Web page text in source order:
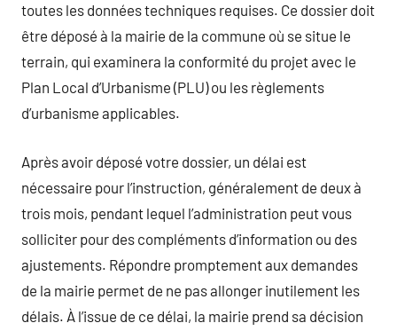
toutes les données techniques requises. Ce dossier doit
être déposé à la mairie de la commune où se situe le
terrain, qui examinera la conformité du projet avec le
Plan Local d’Urbanisme (PLU) ou les règlements
d’urbanisme applicables.
Après avoir déposé votre dossier, un délai est
nécessaire pour l’instruction, généralement de deux à
trois mois, pendant lequel l’administration peut vous
solliciter pour des compléments d’information ou des
ajustements. Répondre promptement aux demandes
de la mairie permet de ne pas allonger inutilement les
délais. À l’issue de ce délai, la mairie prend sa décision